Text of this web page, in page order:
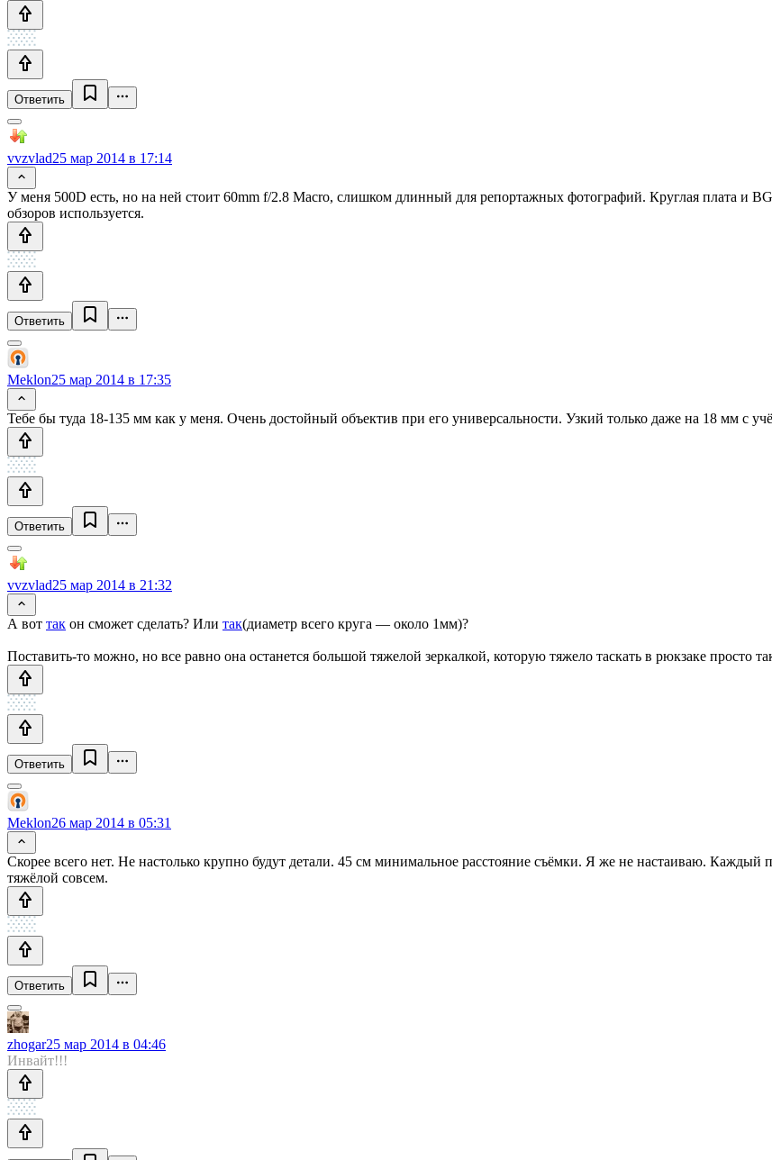
Ответить
vvzvlad25 мар 2014 в 17:14
У меня 500D есть, но на ней стоит 60mm f/2.8 Macro, слишком длинный для репортажных фотографий. Круглая плата и
обзоров используется.
Ответить
Meklon25 мар 2014 в 17:35
Тебе бы туда 18-135 мм как у меня. Очень достойный объектив при его универсальности. Узкий только даже на 18 мм с
Ответить
vvzvlad25 мар 2014 в 21:32
А вот так он сможет сделать? Или так(диаметр всего круга — около 1мм)?
Поставить-то можно, но все равно она останется большой тяжелой зеркалкой, которую тяжело таскать в рюкзаке просто
Ответить
Meklon26 мар 2014 в 05:31
Скорее всего нет. Не настолько крупно будут детали. 45 см минимальное расстояние съёмки. Я же не настаиваю.
тяжёлой совсем.
Ответить
zhogar25 мар 2014 в 04:46
Инвайт!!!